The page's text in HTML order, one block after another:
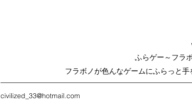
ふらゲー～フラ
フラボノが色んなゲームにふらっと
civilized_33@hotmail.com